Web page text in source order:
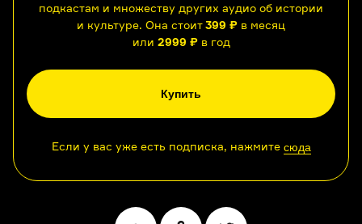
подкастам и множеству других аудио об истории
и культуре. Она стоит399 ₽ в месяц
или 2999 ₽в год
Купить
Если у вас уже есть подписка, нажмите сюда